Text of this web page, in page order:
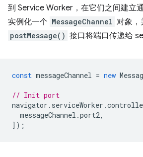
到 Service Worker，在它们之间建立
实例化一个 MessageChannel 对象，
postMessage() 接口将端口传递给
const messageChannel = new
// Init port
navigator . serviceWorker .
messageChannel .port2,
]);